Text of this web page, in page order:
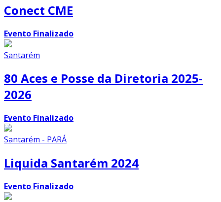
Conect CME
Evento Finalizado
Santarém
80 Aces e Posse da Diretoria 2025-
2026
Evento Finalizado
Santarém - PARÁ
Liquida Santarém 2024
Evento Finalizado